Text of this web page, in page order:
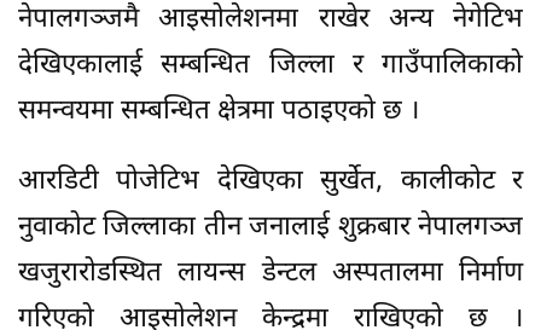
नेपालगञ्जमै आइसोलेशनमा राखेर अन्य नेगेटिभ
देखिएकालाई सम्बन्धित जिल्ला र गाउँपालिकाको
समन्वयमा सम्बन्धित क्षेत्रमा पठाइएको छ ।
आरडिटी पोजेटिभ देखिएका सुर्खेत, कालीकोट र
नुवाकोट जिल्लाका तीन जनालाई शुक्रबार नेपालगञ्ज
खजुरारोडस्थित लायन्स डेन्टल अस्पतालमा निर्माण
गरिएको आइसोलेशन केन्द्रमा राखिएको छ ।